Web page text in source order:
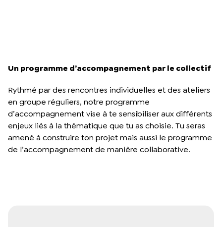
Un programme d’accompagnement par le collectif
Rythmé par des rencontres individuelles et des ateliers
en groupe réguliers, notre programme
d’accompagnement vise à te sensibiliser aux différents
enjeux liés à la thématique que tu as choisie. Tu seras
amené à construire ton projet mais aussi le programme
de l’accompagnement de manière collaborative.